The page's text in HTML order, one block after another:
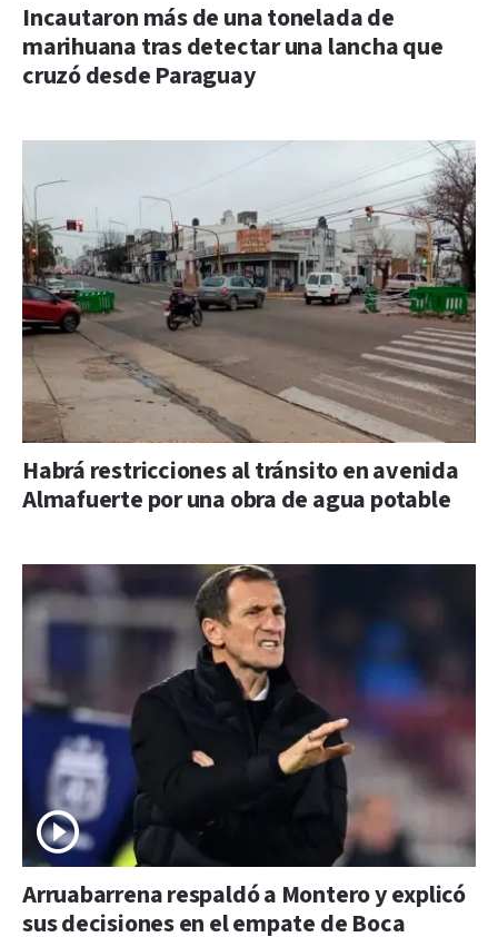
Incautaron más de una tonelada de
marihuana tras detectar una lancha que
cruzó desde Paraguay
Habrá restricciones al tránsito en avenida
Almafuerte por una obra de agua potable
Arruabarrena respaldó a Montero y explicó
sus decisiones en el empate de Boca